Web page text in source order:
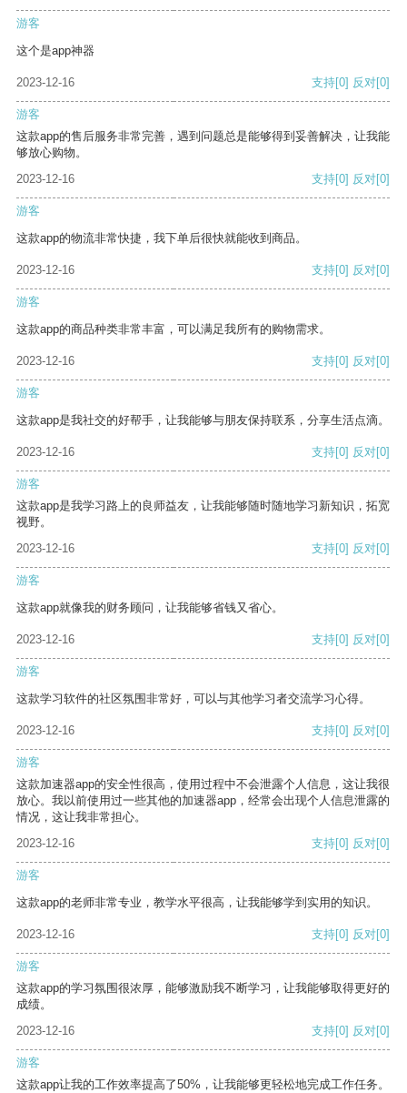
游客
这个是app神器
2023-12-16 支持[0] 反对[0]
游客
这款app的售后服务非常完善，遇到问题总是能够得到妥善解决，让我能
够放心购物。
2023-12-16
支持[0] 反对[0]
游客
这款app的物流非常快捷，我下单后很快就能收到商品。
2023-12-16 支持[0] 反对[0]
游客
这款app的商品种类非常丰富，可以满足我所有的购物需求。
2023-12-16 支持[0] 反对[0]
游客
这款app是我社交的好帮手，让我能够与朋友保持联系，分享生活点滴。
2023-12-16 支持[0] 反对[0]
游客
这款app是我学习路上的良师益友，让我能够随时随地学习新知识，拓宽
视野。
2023-12-16
支持[0] 反对[0]
游客
这款app就像我的财务顾问，让我能够省钱又省心。
2023-12-16 支持[0] 反对[0]
游客
这款学习软件的社区氛围非常好，可以与其他学习者交流学习心得。
2023-12-16 支持[0] 反对[0]
游客
这款加速器app的安全性很高，使用过程中不会泄露个人信息，这让我很
放心。我以前使用过一些其他的加速器app，经常会出现个人信息泄露的
情况，这让我非常担心。
2023-12-16
支持[0] 反对[0]
游客
这款app的老师非常专业，教学水平很高，让我能够学到实用的知识。
2023-12-16 支持[0] 反对[0]
游客
这款app的学习氛围很浓厚，能够激励我不断学习，让我能够取得更好的
成绩。
2023-12-16
支持[0] 反对[0]
游客
这款app让我的工作效率提高了50%，让我能够更轻松地完成工作任务。